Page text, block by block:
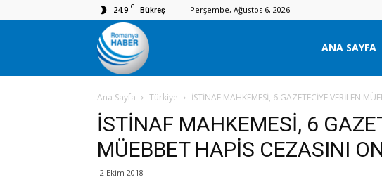
24.9 C Bükreş Perşembe, Ağustos 6, 2026
Romanya
Haber
ANA SAYFA
Ana Sayfa Türkiye İSTİNAF MAHKEMESİ, 6 GAZETECİYE VERİLEN
İSTİNAF MAHKEMESİ, 6
MÜEBBET HAPİS CEZASINI
2 Ekim 2018